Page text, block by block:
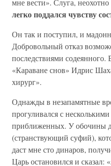
мне вести». Слуга,
легко поддался чувству
Он так и поступил, и
Добровольный отказ
последствиями содеянного.
«Караване снов» Идрис
хирург».
Однажды в незапамятные
прогуливался с
приближенных. У обочины
(странствующий суфий),
даст мне сто динаров,
Царь остановился и сказал: